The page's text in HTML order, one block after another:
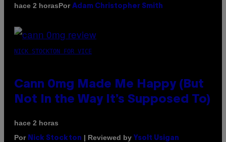
hace 2 horasPor Adam Christopher Smith
NICK STOCKTON FOR VICE
Cann 0mg Made Me Happy (But
Not In the Way It’s Supposed To)
hace 2 horas
Por Nick Stockton | Reviewed by Ysolt Usigan